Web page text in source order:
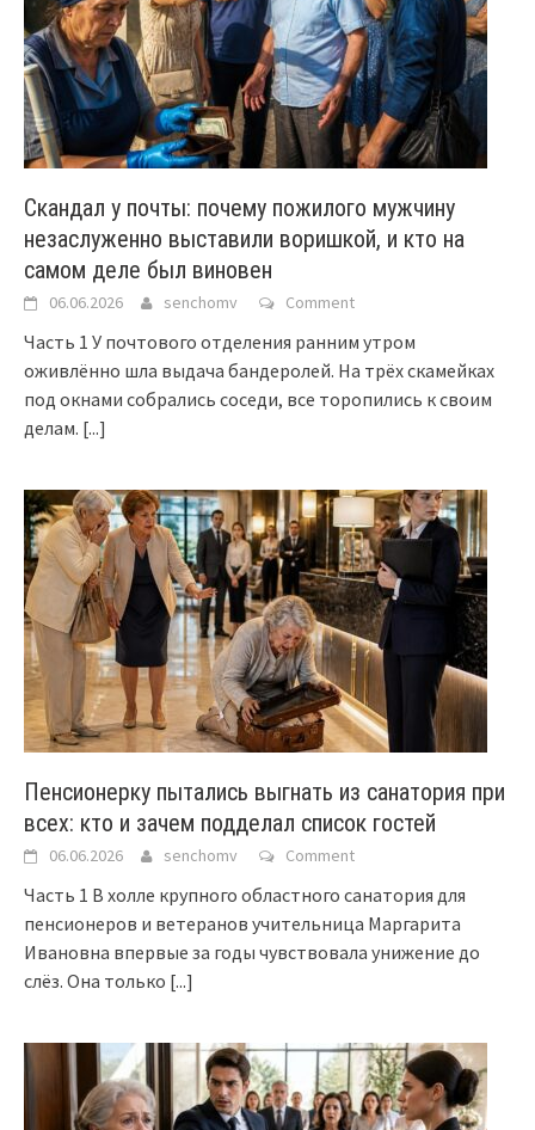
Скандал у почты: почему пожилого мужчину
незаслуженно выставили воришкой, и кто на
самом деле был виновен
06.06.2026 senchomv Comment
Часть 1 У почтового отделения ранним утром
оживлённо шла выдача бандеролей. На трёх скамейках
под окнами собрались соседи, все торопились к своим
делам. [...]
Пенсионерку пытались выгнать из санатория при
всех: кто и зачем подделал список гостей
06.06.2026 senchomv Comment
Часть 1 В холле крупного областного санатория для
пенсионеров и ветеранов учительница Маргарита
Ивановна впервые за годы чувствовала унижение до
слёз. Она только [...]